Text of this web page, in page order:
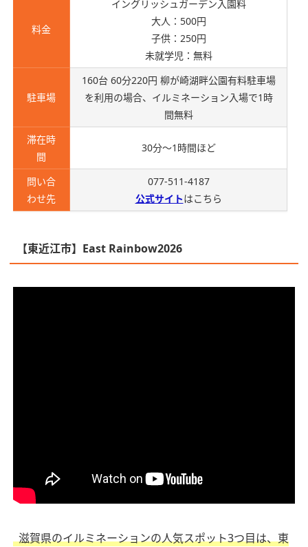
料金
イングリッシュガーデン入園料
大人：500円
子供：250円
未就学児：無料
駐車場
160台 60分220円 柳が崎湖畔公園有料駐車場
を利用の場合、イルミネーション入場で1時
間無料
滞在時
間
30分～1時間ほど
問い合
わせ先
077-511-4187
公式サイトはこちら
【東近江市】East Rainbow2026
滋賀県のイルミネーションの人気スポット3つ目は、東